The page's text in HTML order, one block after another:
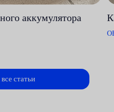
аккумулятора
статьи